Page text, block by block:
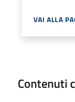
VAI ALLA
Contenuti